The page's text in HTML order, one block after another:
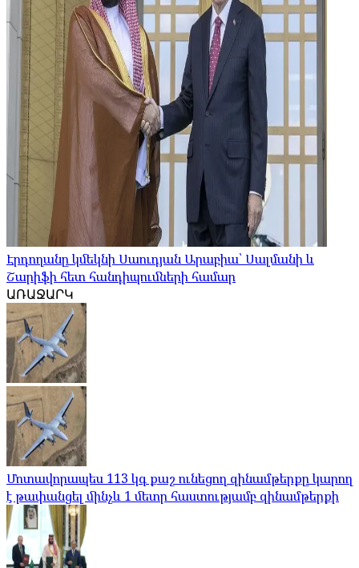
Էրդողանը կմեկնի Սաուդյան Արաբիա՝ Սալմանի և
Շարիֆի հետ հանդիպումների համար
ԱՌԱՋԱՐԿ
Մոտավորապես 113 կգ քաշ ունեցող զինամթերքը կարող
է թափանցել մինչև 1 մետր հաստությամբ զինամթերքի